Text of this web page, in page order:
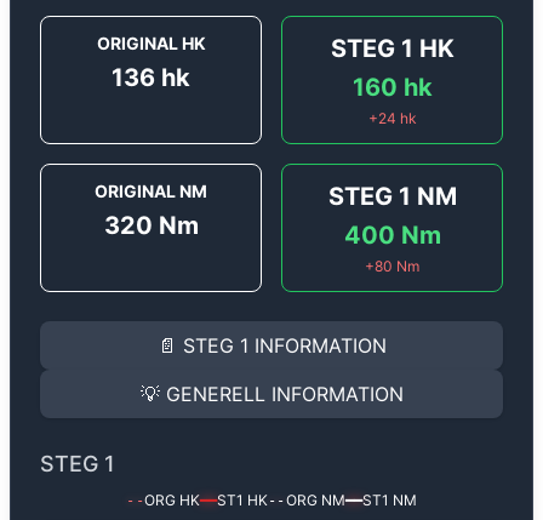
ORIGINAL HK
136 hk
STEG 1 HK
160 hk
+24 hk
ORIGINAL NM
320 Nm
STEG 1 NM
400 Nm
+80 Nm
📄 STEG 1 INFORMATION
INFORMATION
Steg 1
Opel Movano 3.0 CDTI -
Effekten ökar från136 hktill160 hkoch
(+24 hk & +80 Nm).
Ger mer effekt, högre vridmoment, lägre
Steg 1 mjukvara justerar vi ett antal
💡 GENERELL INFORMATION
✅ All mjukvara är skräddarsydd för din bil
✅ Felsökning inann samt efter optimering
STEG 1
--ORG HK━━ST1 HK--ORG NM━━ST1 NM